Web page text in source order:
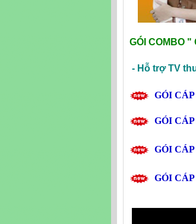
GÓI COMBO "
- Hỗ trợ TV
GÓI
GÓI
GÓI
GÓI